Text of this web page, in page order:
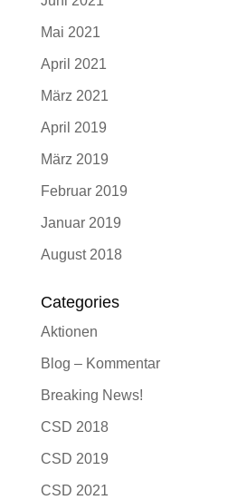
Mai 2021
April 2021
März 2021
April 2019
März 2019
Februar 2019
Januar 2019
August 2018
Categories
Aktionen
Blog – Kommentar
Breaking News!
CSD 2018
CSD 2019
CSD 2021